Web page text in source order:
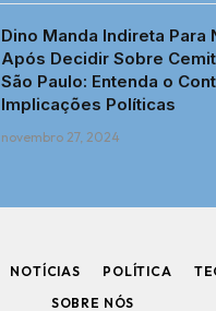
Dino Manda Indireta Para
Após Decidir Sobre
São Paulo: Entenda o
Implicações Políticas
novembro 27, 2024
NOTÍCIAS POLÍTICA
SOBRE NÓS